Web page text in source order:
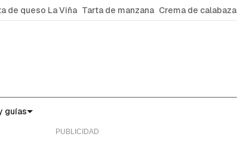
de queso La Viña Tarta de manzana Crema de calabaza
guías